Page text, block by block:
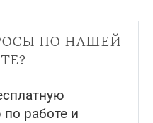
по нашей
работе и